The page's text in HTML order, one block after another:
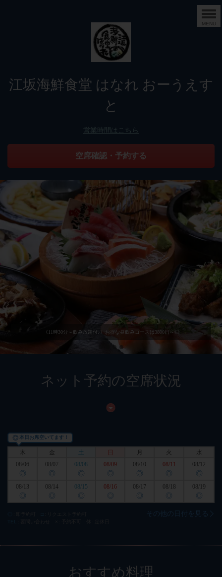
MENU
江坂海鮮食堂 はなれ おーうえす
と
営業時間はこちら
空席確認・予約する
《11時30分～飲み放題付♪》お得な昼飲みコースは3800円～◎
ネット予約の空席状況
◎本日お席空いてます！
木 金 土 日 火
水
08/06
◎
08/07
◎
08/08
◎
08/09
◎ ◎
08/11
◎
08/12
◎
08/13
◎
08/14
◎
08/15
◎
08/16
◎
08/17
◎ ◎
08/19
◎
その他の日付を見る
おすすめ料理